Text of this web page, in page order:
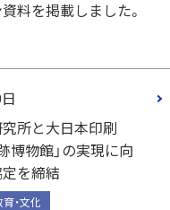
料を掲載しました。
所と大日本印刷
博物館」の実現に向
を締結
・文化